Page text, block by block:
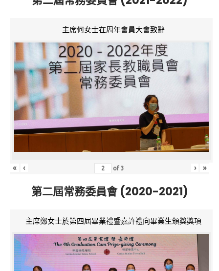
主席何女士在周年會員大會致辭
« ‹ of3 › »
第二屆常務委員會 (2020-2021)
主席鄭女士於第四屆畢業禮暨嘉許禮向畢業生頒獎獎項